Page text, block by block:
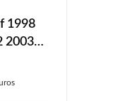
1998
2003
Liso